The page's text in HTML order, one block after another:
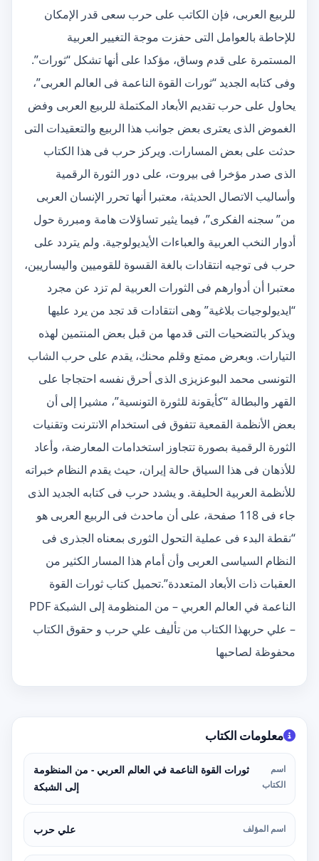
للربيع العربى، فإن الكاتب على حرب سعى قدر الإمكان
للإحاطة بالعوامل التى حفزت موجة التغيير العربية
المستمرة على قدم وساق، مؤكدا على أنها تشكل “ثورات”.
وفى كتابه الجديد “ثورات القوة الناعمة فى العالم العربى”،
يحاول على حرب تقديم الأبعاد المكتملة للربيع العربى وفض
الغموض الذى يعترى بعض جوانب هذا الربيع والتعقيدات التى
حدثت على بعض المسارات. ويركز حرب فى هذا الكتاب
الذى صدر مؤخرا فى بيروت، على دور الثورة الرقمية
وأساليب الاتصال الحديثة، معتبرا أنها تحرر الإنسان العربى
من” سجنه الفكرى”، فيما يثير تساؤلات هامة ومبررة حول
أدوار النخب العربية والعباءات الأيديولوجية. ولم يتردد على
حرب فى توجيه انتقادات بالغة القسوة للقوميين واليساريين،
معتبرا أن أدوارهم فى الثورات العربية لم تزد عن مجرد
“ايديولوجيات بلاغية” وهى انتقادات قد تجد من يرد عليها
ويذكر بالتضحيات التى قدمها من قبل بعض المنتمين لهذه
التيارات. وبعرض ممتع وقلم محنك، يقدم على حرب الشاب
التونسى محمد البوعزيزى الذى أحرق نفسه احتجاجا على
القهر والبطالة “كأيقونة للثورة التونسية”، مشيرا إلى أن
بعض الأنظمة القمعية تتفوق فى استخدام الانترنت وتقنيات
الثورة الرقمية بصورة تتجاوز استخدامات المعارضة، وأعاد
للأذهان فى هذا السياق حالة إيران، حيث يقدم النظام خبراته
للأنظمة العربية الحليفة. و يشدد حرب فى كتابه الجديد الذى
جاء فى 118 صفحة، على أن ماحدث فى الربيع العربى هو
“نقطة البدء فى عملية التحول الثورى بمعناه الجذرى فى
النظام السياسى العربى وأن أمام هذا المسار الكثير من
العقبات ذات الأبعاد المتعددة”.تحميل كتاب ثورات القوة
الناعمة في العالم العربي – من المنظومة إلى الشبكة PDF
– علي حربهذا الكتاب من تأليف علي حرب و حقوق الكتاب
محفوظة لصاحبها
معلومات الكتاب
اسم
الكتاب
ثورات القوة الناعمة في العالم العربي - من المنظومة
إلى الشبكة
اسم المؤلف علي حرب